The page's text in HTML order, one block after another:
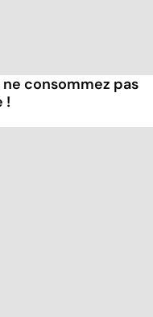
consommez pas
!